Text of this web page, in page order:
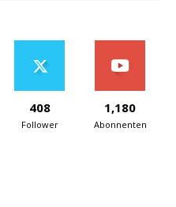
408
Follower
1,180
Abonnenten